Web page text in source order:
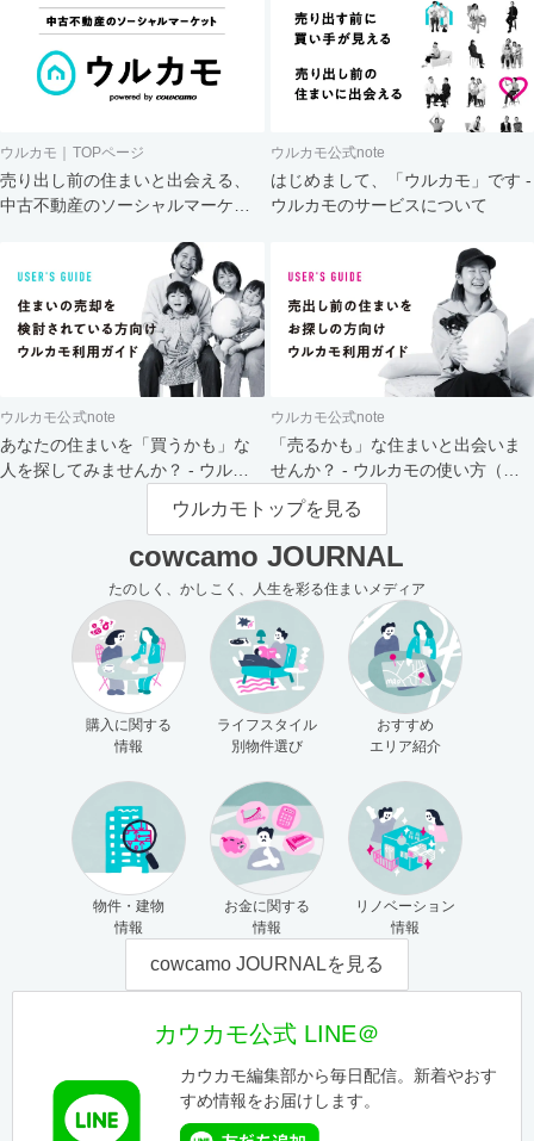
ウルカモ｜TOPページ
売り出し前の住まいと出会える、
中古不動産のソーシャルマーケッ
ウルカモ公式note
はじめまして、「ウルカモ」です -
ウルカモのサービスについて
ウルカモ公式note
あなたの住まいを「買うかも」な
人を探してみませんか？ - ウルカ
ウルカモ公式note
「売るかも」な住まいと出会いま
せんか？ - ウルカモの使い方（買
主さま向け）
ウルカモトップを見る
cowcamo JOURNAL
たのしく、かしこく、人生を彩る住まいメディア
購入に関する
情報
ライフスタイル
別物件選び
おすすめ
エリア紹介
物件・建物
情報
お金に関する
情報
リノベーション
情報
cowcamo JOURNALを見る
カウカモ公式 LINE＠
カウカモ編集部から毎日配信。新着やおす
すめ情報をお届けします。